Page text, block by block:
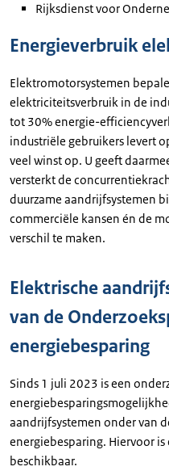
Rijksdienst voor
Energieverbruik
Elektromotorsystemen
elektriciteitsverbruik in de
tot 30% energie-
industriële gebruikers levert
veel winst op. U geeft
versterkt de
duurzame aandrijfsystemen
commerciële kansen én de
verschil te maken.
Elektrische
van de
energiebesparing
Sinds 1 juli 2023 is een
aandrijfsystemen onder van
energiebesparing. Hiervoor
beschikbaar.